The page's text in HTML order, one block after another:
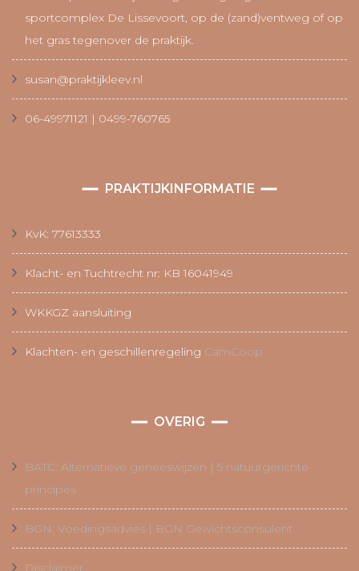
sportcomplex De Lissevoort, op de (zand)ventweg of op
het gras tegenover de praktijk.
susan@praktijkleev.nl
06-49971121 | 0499-760765
PRAKTIJKINFORMATIE
KvK: 77613333
Klacht- en Tuchtrecht nr: KB 16041949
WKKGZ aansluiting
Klachten- en geschillenregeling CamCoop
OVERIG
BATC: Alternatieve geneeswijzen | 5 natuurgerichte
principes
BGN: Voedingsadvies | BGN Gewichtsconsulent
Disclaimer